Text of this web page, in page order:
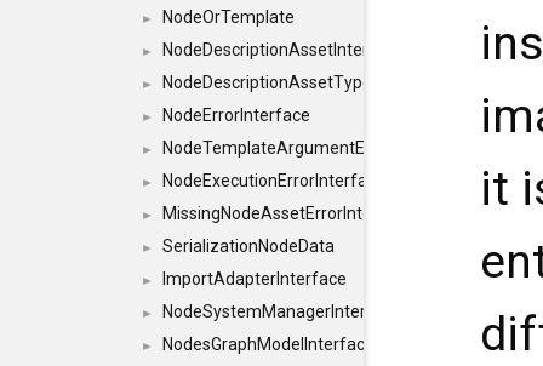
► NodeOrTemplate
► NodeDescriptionAssetInterface
► NodeDescriptionAssetTypeInterface
► NodeErrorInterface
► NodeTemplateArgumentErrorInterface
► NodeExecutionErrorInterface
► MissingNodeAssetErrorInterface
► SerializationNodeData
► ImportAdapterInterface
► NodeSystemManagerInterface
► NodesGraphModelInterface
it